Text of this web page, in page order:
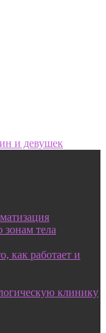
и девушек
тела
как работает и
клинику